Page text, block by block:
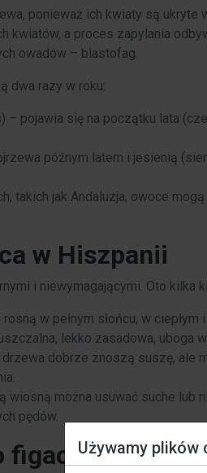
ponieważ ich kwiaty są ukryte
kwiatów, a proces zapylania
owadów – blastofag.
dwa razy w roku:
– pojawia się na początku lata
późnym latem i jesienią
takich jak Andaluzja, owoce
w Hiszpanii
i niewymagającymi. Oto kilka
w pełnym słońcu, w ciepłym
lekko zasadowa, uboga
dobrze znoszą suszę, ale
wiosną można usuwać suche lub
pędów.
figachUżywamy plików